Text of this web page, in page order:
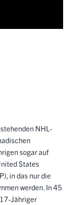
NHL-
sogar auf
States
in das nur die
werden. In 45
Jähriger